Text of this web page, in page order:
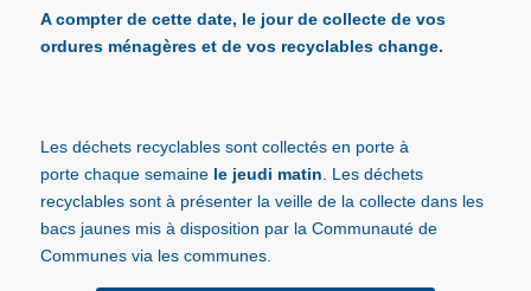
A compter de cette date, le jour de collecte de vos
ordures ménagères et de vos recyclables change.
Les déchets recyclablessont collectés en porte à
porte chaque semaine le jeudi matin . Les déchets
recyclables sont à présenter la veille de la collecte dans les
bacs jaunesmis à disposition par la Communauté de
Communes via les communes.